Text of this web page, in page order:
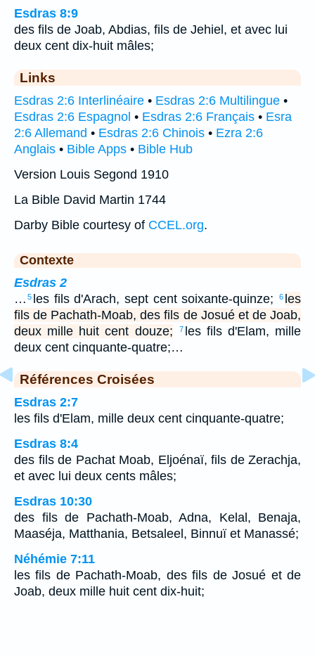
Esdras 8:9
des fils de Joab, Abdias, fils de Jehiel, et avec lui
deux cent dix-huit mâles;
Links
Esdras 2:6 Interlinéaire • Esdras 2:6 Multilingue •
Esdras 2:6 Espagnol • Esdras 2:6 Français • Esra
2:6 Allemand • Esdras 2:6 Chinois • Ezra 2:6
Anglais • Bible Apps • Bible Hub
Version Louis Segond 1910
La Bible David Martin 1744
Darby Bible courtesy of CCEL.org.
Contexte
Esdras 2
… 5 les fils d'Arach, sept cent soixante-quinze; 6 les
fils de Pachath-Moab, des fils de Josué et de Joab,
deux mille huit cent douze;
7 les fils d'Elam, mille
deux cent cinquante-quatre;…
Références Croisées
Esdras 2:7
les fils d'Elam, mille deux cent cinquante-quatre;
Esdras 8:4
des fils de Pachat Moab, Eljoénaï, fils de Zerachja,
et avec lui deux cents mâles;
Esdras 10:30
des fils de Pachath-Moab, Adna, Kelal, Benaja,
Maaséja, Matthania, Betsaleel, Binnuï et Manassé;
Néhémie 7:11
les fils de Pachath-Moab, des fils de Josué et de
Joab, deux mille huit cent dix-huit;